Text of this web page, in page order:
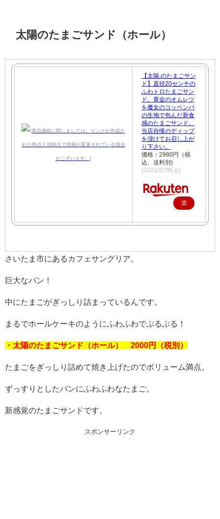
太陽のたまごサンド（ホール）
【太陽.のたまごサン
ド】直径20センチの
ふわトロたまごサン
ド。黄金のオムレツ
を魔女のコッペンパ
の生地で包んだ新食
感のたまごサンド。
当店自慢のディップ
を浸けてお召し上が
り下さい。
価格：2980円（税
込、送料別)
(2021/2/7時点)
楽
さいたま市にあるカフェサングリア。
巨大なパン！
中にたまごがぎっしり詰まっているんです。
まるでホールケーキのようにふわふわでぷるぷる！
・太陽のたまごサンド（ホール） 2000円（税別）
たまごをぎっしり詰めて焼き上げたのでボリューム満点。
ずっすりとしたパンにふわふわなたまご。
新感覚のたまごサンドです。
スポンサーリンク